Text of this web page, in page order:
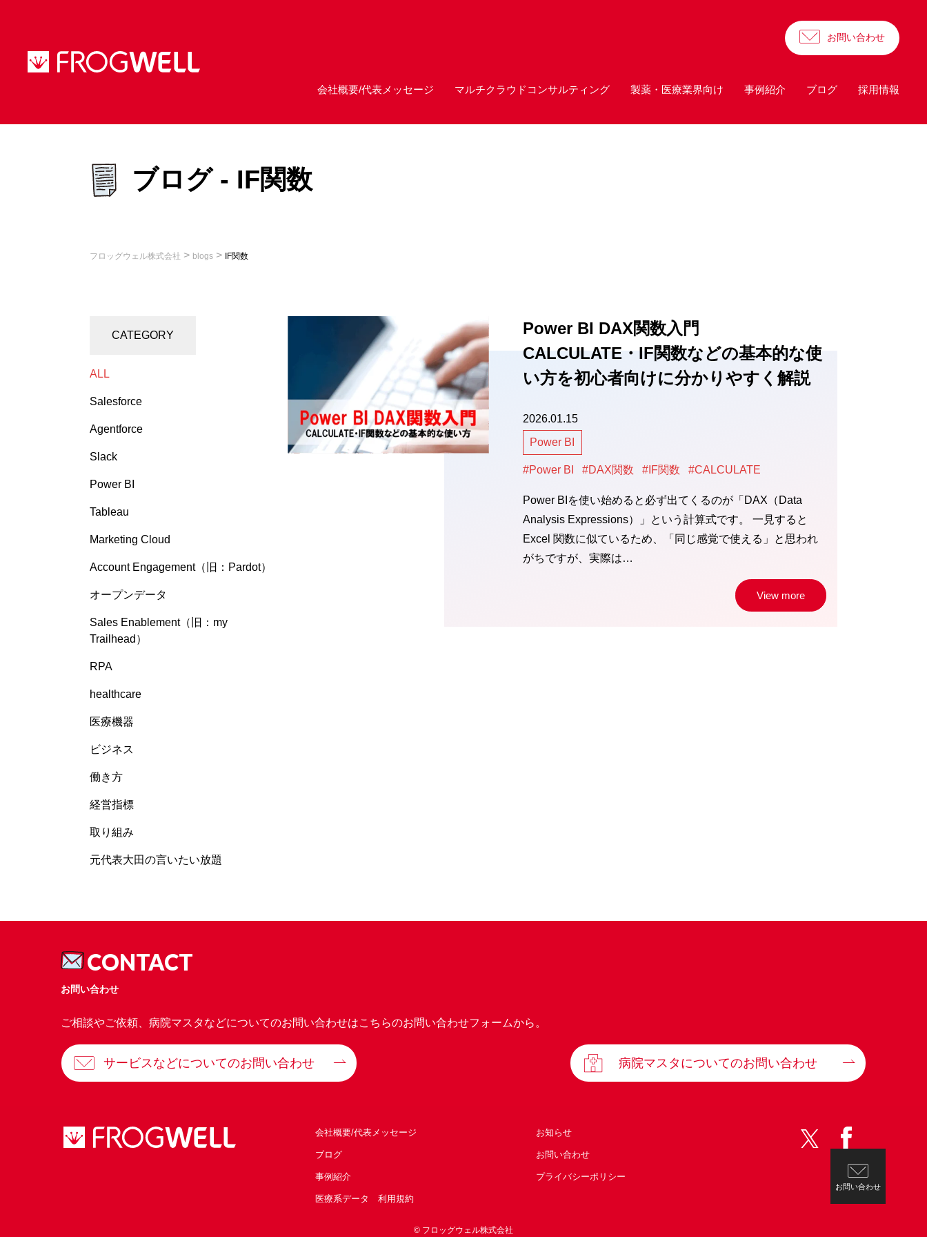
お問い合わせ
会社概要/代表メッセージ マルチクラウドコンサルティング 製薬・医療業界向け 事例紹介 ブログ 採用情報
ブログ - IF関数
フロッグウェル株式会社 > blogs > IF関数
CATEGORY
ALL
Salesforce
Agentforce
Slack
Power BI
Tableau
Marketing Cloud
Account Engagement（旧：Pardot）
オープンデータ
Sales Enablement（旧：my
Trailhead）
RPA
healthcare
医療機器
ビジネス
働き方
経営指標
取り組み
元代表大田の言いたい放題
Power BI DAX関数入門
CALCULATE・IF関数などの基本的な使
い方を初心者向けに分かりやすく解説
2026.01.15
Power BI
#Power BI #DAX関数 #IF関数 #CALCULATE
Power BIを使い始めると必ず出てくるのが「DAX（Data
Analysis Expressions）」という計算式です。 一見すると
Excel 関数に似ているため、「同じ感覚で使える」と思われ
がちですが、実際は…
View more
CONTACT
お問い合わせ
ご相談やご依頼、病院マスタなどについてのお問い合わせはこちらのお問い合わせフォームから。
サービスなどについてのお問い合わせ 病院マスタについてのお問い合わせ
会社概要/代表メッセージ お知らせ
ブログ お問い合わせ
事例紹介 プライバシーポリシー
医療系データ 利用規約
© フロッグウェル株式会社
お問い合わせ